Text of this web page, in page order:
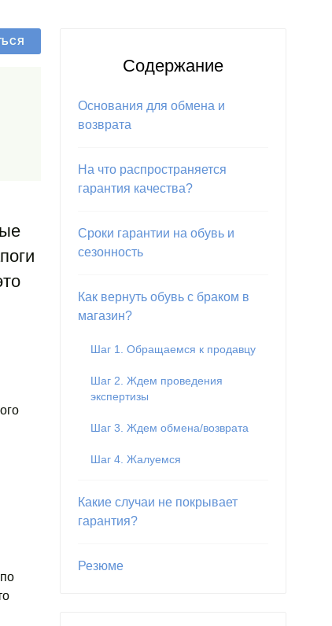
Содержание
Основания для обмена и
возврата
На что распространяется
гарантия качества?
Сроки гарантии на обувь и
сезонность
Как вернуть обувь с браком в
магазин?
Шаг 1. Обращаемся к продавцу
Шаг 2. Ждем проведения
экспертизы
Шаг 3. Ждем обмена/возврата
Шаг 4. Жалуемся
Какие случаи не покрывает
гарантия?
Резюме